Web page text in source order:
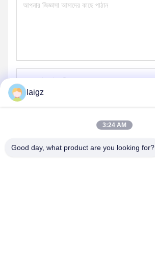
পাঠান
laigz
3:24 AM
Good day, what product are you looking for?